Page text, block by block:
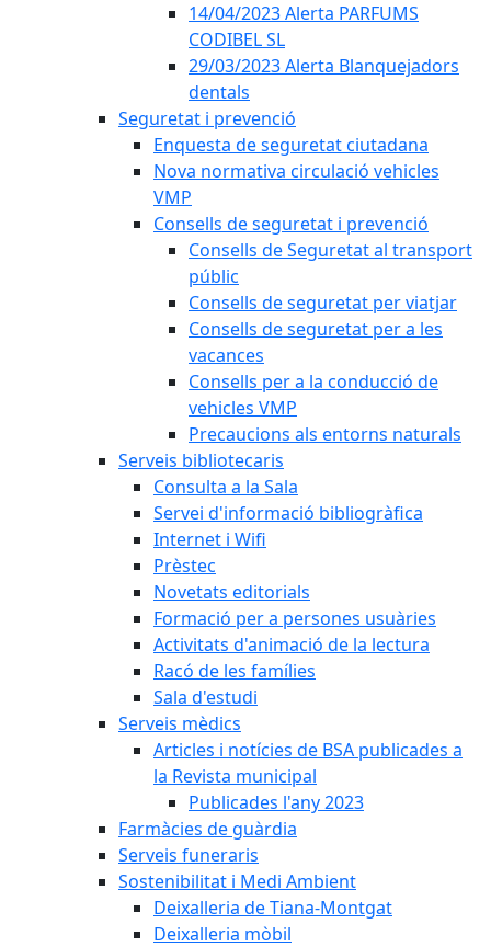
14/04/2023 Alerta PARFUMS
CODIBEL SL
29/03/2023 Alerta Blanquejadors
dentals
Seguretat i prevenció
Enquesta de seguretat ciutadana
Nova normativa circulació vehicles
VMP
Consells de seguretat i prevenció
Consells de Seguretat al transport
públic
Consells de seguretat per viatjar
Consells de seguretat per a les
vacances
Consells per a la conducció de
vehicles VMP
Precaucions als entorns naturals
Serveis bibliotecaris
Consulta a la Sala
Servei d'informació bibliogràfica
Internet i Wifi
Prèstec
Novetats editorials
Formació per a persones usuàries
Activitats d'animació de la lectura
Racó de les famílies
Sala d'estudi
Serveis mèdics
Articles i notícies de BSA publicades a
la Revista municipal
Publicades l'any 2023
Farmàcies de guàrdia
Serveis funeraris
Sostenibilitat i Medi Ambient
Deixalleria de Tiana-Montgat
Deixalleria mòbil